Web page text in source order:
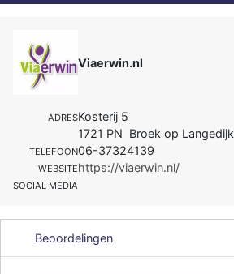
Viaerwin.nl
ADRESKosterij 5
1721 PN Broek op Langedijk
TELEFOON06-37324139
WEBSITEhttps://viaerwin.nl/
SOCIAL MEDIA
Beoordelingen